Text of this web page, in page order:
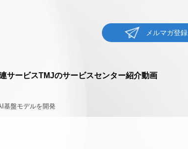
メルマガ登録
サービスTMJのサービスセンター紹介動画
基盤モデルを開発